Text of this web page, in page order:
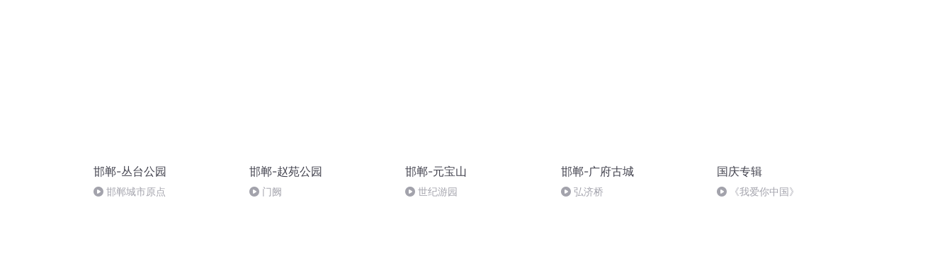
邯郸-丛台公园
邯郸城市原点
邯郸-赵苑公园
门阙
邯郸-元宝山
世纪游园
邯郸-广府古城
弘济桥
国庆专辑
《我爱你中国》